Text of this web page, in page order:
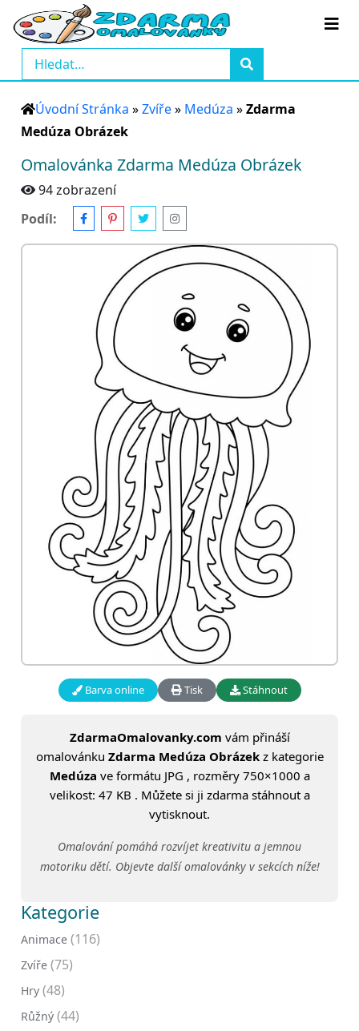
Úvodní Stránka »Zvíře» Medúza »Zdarma
Medúza Obrázek
Omalovánka Zdarma Medúza Obrázek
94 zobrazení
Podíl:
Barva online Tisk Stáhnout
ZdarmaOmalovanky.com vám přináší
omalovánku Zdarma Medúza Obrázekz kategorie
Medúza ve formátu JPG , rozměry 750×1000 a
velikost: 47 KB . Můžete si ji zdarma stáhnout a
vytisknout.
Omalování pomáhá rozvíjet kreativitu a jemnou
motoriku dětí. Objevte další omalovánky v sekcích níže!
Kategorie
Animace (116)
Zvíře (75)
Hry (48)
Růžný (44)